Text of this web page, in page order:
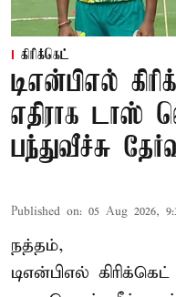
கிரிக்கெட்
டிஎன்பிஎல்
எதிராக டாஸ்
பந்துவீச்சு
Published on: 05 Aug 2026,
நத்தம்,
டிஎன்பிஎல்